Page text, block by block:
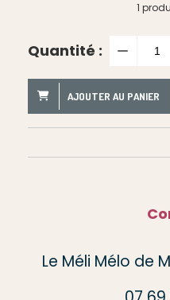
1
Quantité :
AJOUTER AU PANIER
Le Méli Mélo de